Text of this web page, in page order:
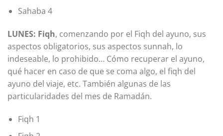
Sahaba 4
LUNES: Fiqh, comenzando por el Fiqh del ayuno, sus
aspectos obligatorios, sus aspectos sunnah, lo
indeseable, lo prohibido… Cómo recuperar el ayuno,
qué hacer en caso de que se coma algo, el fiqh del
ayuno del viaje, etc. También algunas de las
particularidades del mes de Ramadán.
Fiqh 1